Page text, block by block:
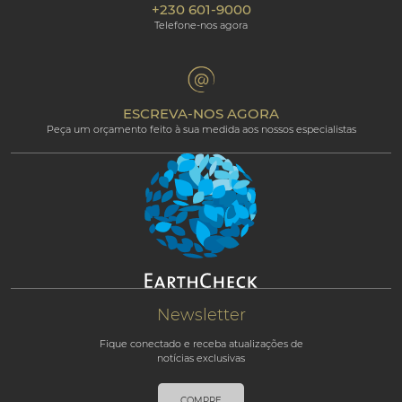
Programa de afiliados
The Art of Beautiful
Beachcomber Magazine
Área Profissional
Política de Cookies
Termos e condições
Newsletter
Fique conectado e receba atualizações de
notícias exclusivas
+230 601-9000
Telefone-nos agora
ESCREVA-NOS AGORA
Peça um orçamento feito à sua medida aos nossos especialistas